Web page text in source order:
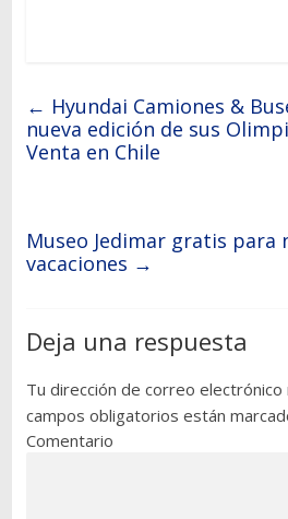
← Hyundai Camiones &
nueva edición de sus
Venta en Chile
Museo Jedimar gratis para
vacaciones →
Deja una respuesta
Tu dirección de correo electrónico
campos obligatorios están
Comentario